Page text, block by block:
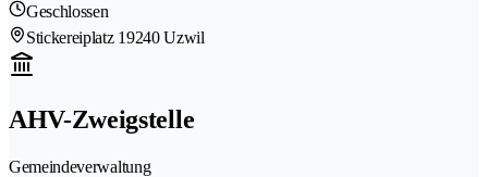
Geschlossen
Stickereiplatz 19240 Uzwil
AHV-Zweigstelle
Gemeindeverwaltung